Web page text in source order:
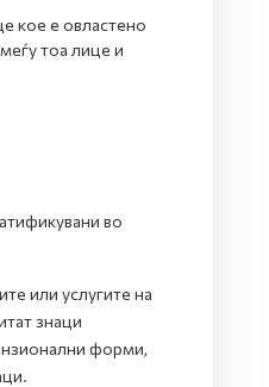
кое е овластено
тоа лице и
во
или услугите на
знаци
форми,